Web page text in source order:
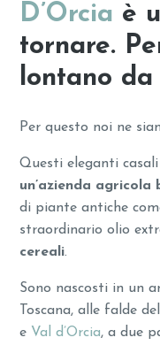
D’Orcia è
tornare.
lontano da
Per questo noi ne
Questi eleganti
un’azienda agricola
di piante antiche
straordinario olio
cereali.
Sono nascosti in un
Toscana, alle falde
e Val d’Orcia, a due